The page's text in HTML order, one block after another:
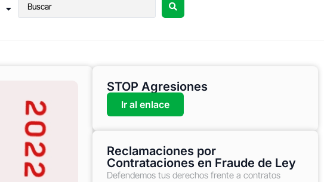
STOP Agresiones
Ir al enlace
Reclamaciones por
Contrataciones en Fraude de Ley
Defendemos tus derechos frente a contratos